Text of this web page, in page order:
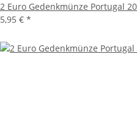
2 Euro Gedenkmünze Portugal
5,95 € *